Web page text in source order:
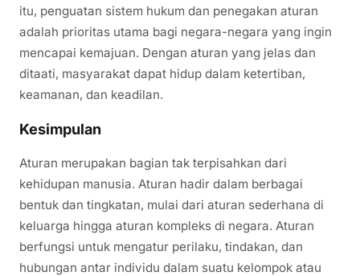
itu, penguatan sistem hukum dan penegakan aturan
adalah prioritas utama bagi negara-negara yang ingin
mencapai kemajuan. Dengan aturan yang jelas dan
ditaati, masyarakat dapat hidup dalam ketertiban,
keamanan, dan keadilan.
Kesimpulan
Aturan merupakan bagian tak terpisahkan dari
kehidupan manusia. Aturan hadir dalam berbagai
bentuk dan tingkatan, mulai dari aturan sederhana di
keluarga hingga aturan kompleks di negara. Aturan
berfungsi untuk mengatur perilaku, tindakan, dan
hubungan antar individu dalam suatu kelompok atau